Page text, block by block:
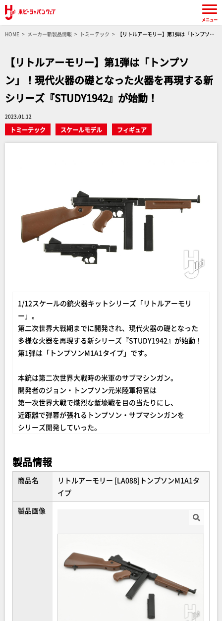
HOME メーカー新製品情報 トミーテック
【リトルアーモリー】第1弾は「トンプソ
【リトルアーモリー】第1弾は「トンプソ
ン」！現代火器の礎となった火器を再現する新
シリーズ『STUDY1942』が始動！
2023.01.12
トミーテック スケールモデル フィギュア
1/12スケールの銃火器キットシリーズ「リトルアーモリ
ー」。
第二次世界大戦期までに開発され、現代火器の礎となった
多様な火器を再現する新シリーズ『STUDY1942』が始動！
第1弾は「トンプソンM1A1タイプ」です。
本銃は第二次世界大戦時の米軍のサブマシンガン。
開発者のジョン・トンプソン元米陸軍将官は
第一次世界大戦で熾烈な塹壕戦を目の当たりにし、
近距離で弾幕が張れるトンプソン・サブマシンガンを
シリーズ開発していった。
れ、
下士官や戦車兵、空挺兵や偵察兵などが装備していた。
【セット内容】
・トンプソン本体×１
製品情報
商品名
リトルアーモリー [LA088]トンプソンM1A1タ
イプ
製品画像
メニュー